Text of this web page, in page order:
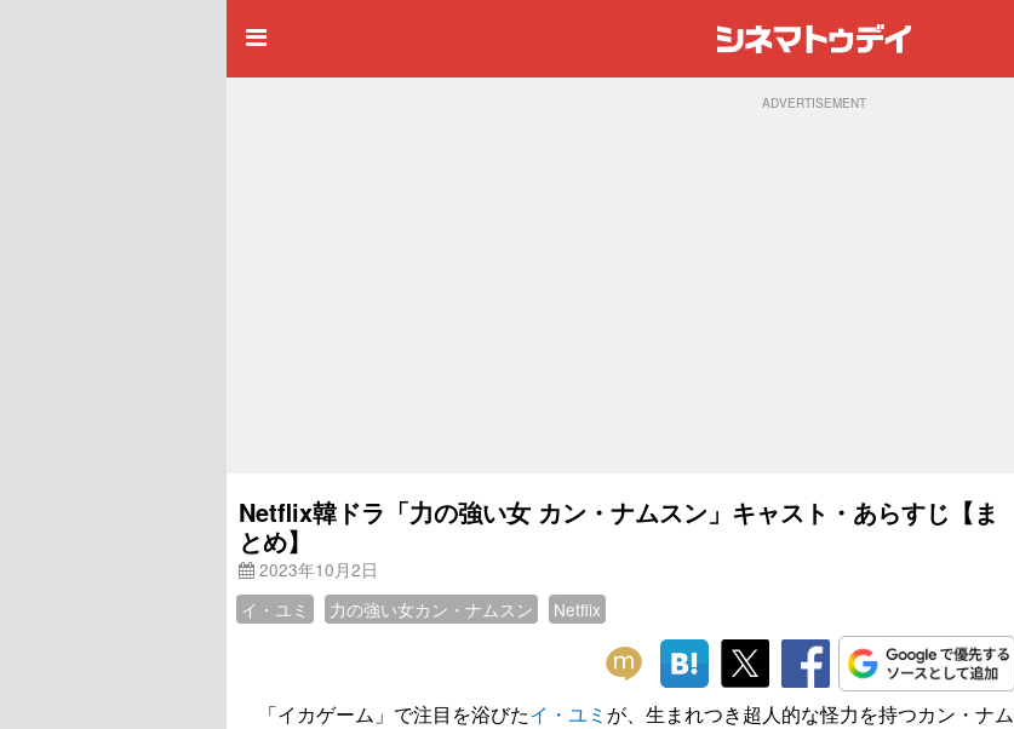
ADVERTISEMENT
Netflix韓ドラ「力の強い女 カン・ナムスン」キャスト・あらすじ【ま
とめ】
2023年10月2日
イ・ユミ
力の強い女カン・ナムスン Netflix
「イカゲーム」で注目を浴びたイ・ユミ が、生まれつき超人的な怪力を持つカン・ナム